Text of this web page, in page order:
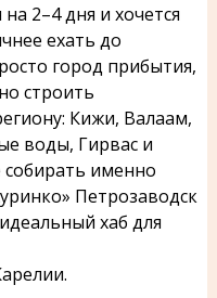
2–4 дня и хочется
ехать до
город прибытия,
строить
Кижи, Валаам,
воды, Гирвас и
собирать именно
Петрозаводск
хаб для